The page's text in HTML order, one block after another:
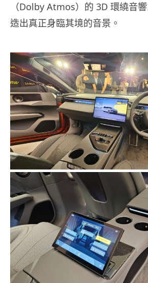
（Dolby Atmos）的 3D 環繞音
造出真正身臨其境的音景。